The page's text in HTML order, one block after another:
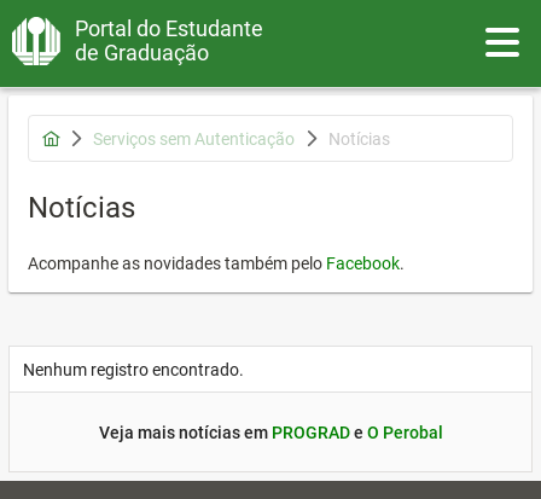
Portal do Estudante
de Graduação
Serviços sem Autenticação Notícias
Notícias
Acompanhe as novidades também pelo Facebook.
Nenhum registro encontrado.
Veja mais notícias em PROGRADe O Perobal